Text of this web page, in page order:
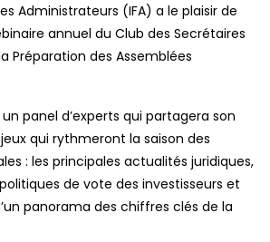
Administrateurs (IFA) a le plaisir de
annuel du Club des Secrétaires
Préparation des Assemblées
panel d’experts qui partagera son
qui rythmeront la saison des
: les principales actualités juridiques,
de vote des investisseurs et
panorama des chiffres clés de la